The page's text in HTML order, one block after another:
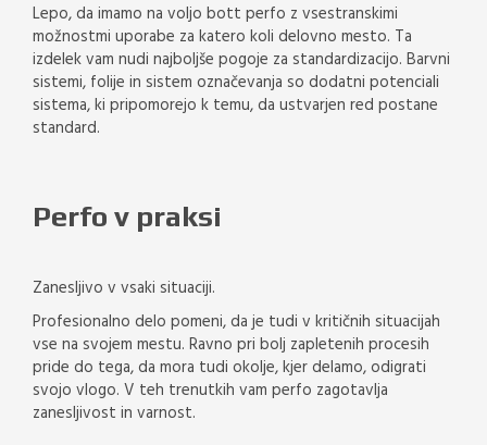
Lepo, da imamo na voljo bott perfo z vsestranskimi
možnostmi uporabe za katero koli delovno mesto. Ta
izdelek vam nudi najboljše pogoje za standardizacijo. Barvni
sistemi, folije in sistem označevanja so dodatni potenciali
sistema, ki pripomorejo k temu, da ustvarjen red postane
standard.
Perfo v praksi
Zanesljivo v vsaki situaciji.
Profesionalno delo pomeni, da je tudi v kritičnih situacijah
vse na svojem mestu. Ravno pri bolj zapletenih procesih
pride do tega, da mora tudi okolje, kjer delamo, odigrati
svojo vlogo. V teh trenutkih vam perfo zagotavlja
zanesljivost in varnost.